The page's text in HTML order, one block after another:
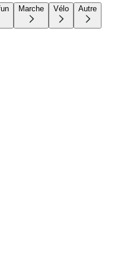
Marche Vélo Autre